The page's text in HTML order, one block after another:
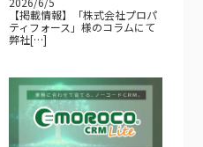
【掲載情報】「株式会社プロパ
ティフォース」様のコラムにて
弊社[…]